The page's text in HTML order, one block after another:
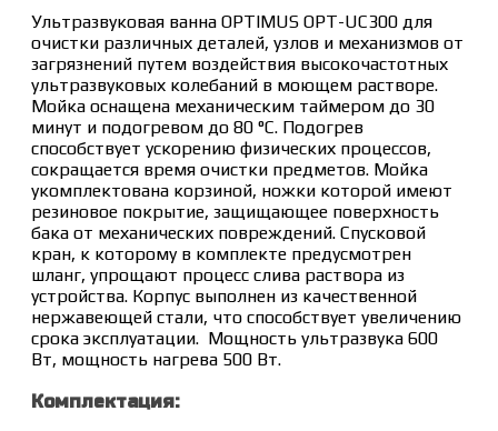
Ультразвуковая ванна OPTIMUS OPT-UC300 для
очистки различных деталей, узлов и механизмов от
загрязнений путем воздействия высокочастотных
ультразвуковых колебаний в моющем растворе.
Мойка оснащена механическим таймером до 30
минут и подогревом до 80 °C. Подогрев
способствует ускорению физических процессов,
сокращается время очистки предметов. Мойка
укомплектована корзиной, ножки которой имеют
резиновое покрытие, защищающее поверхность
бака от механических повреждений. Спусковой
кран, к которому в комплекте предусмотрен
шланг, упрощают процесс слива раствора из
устройства. Корпус выполнен из качественной
нержавеющей стали, что способствует увеличению
срока эксплуатации. Мощность ультразвука 600
Вт, мощность нагрева 500 Вт.
Комплектация: